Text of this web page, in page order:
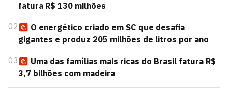
fatura R$ 130 milhões
02
O energético criado em SC que desafia
gigantes e produz 205 milhões de litros por ano
03
Uma das famílias mais ricas do Brasil fatura R$
3,7 bilhões com madeira